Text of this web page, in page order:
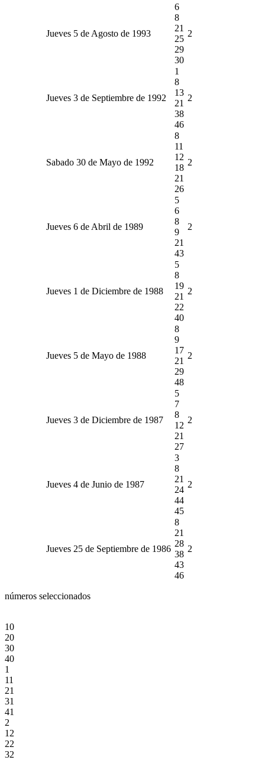
Jueves 5 de Agosto de 1993
6
8
21
25
29
30
2
Jueves 3 de Septiembre de 1992
1
8
13
21
38
46
2
Sabado 30 de Mayo de 1992
8
11
12
18
21
26
2
Jueves 6 de Abril de 1989
5
6
8
9
21
43
2
Jueves 1 de Diciembre de 1988
5
8
19
21
22
40
2
Jueves 5 de Mayo de 1988
8
9
17
21
29
48
2
Jueves 3 de Diciembre de 1987
5
7
8
12
21
27
2
Jueves 4 de Junio de 1987
3
8
21
24
44
45
2
Jueves 25 de Septiembre de 1986
8
21
28
38
43
46
2
números seleccionados
10
20
30
40
1
11
21
31
41
2
12
22
32